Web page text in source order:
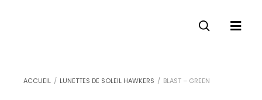
ACCUEIL / LUNETTES DE SOLEIL HAWKERS / BLAST – GREEN